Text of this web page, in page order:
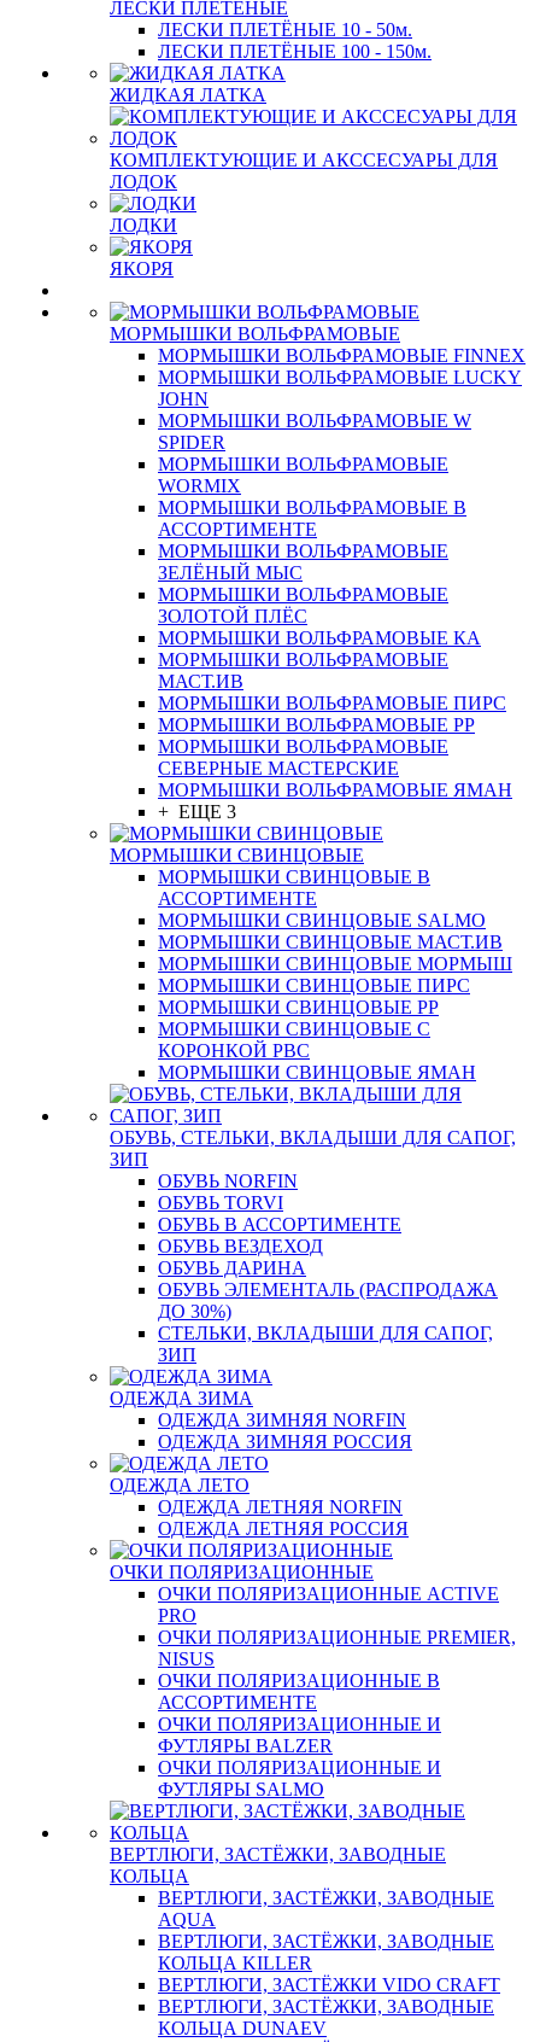
ЛЕСКИ ПЛЕТЕНЫЕ
ЛЕСКИ ПЛЕТЁНЫЕ 10 - 50м.
ЛЕСКИ ПЛЕТЁНЫЕ 100 - 150м.
ЖИДКАЯ ЛАТКА
КОМПЛЕКТУЮЩИЕ И АКССЕСУАРЫ ДЛЯ
ЛОДОК
ЛОДКИ
ЯКОРЯ
МОРМЫШКИ ВОЛЬФРАМОВЫЕ
МОРМЫШКИ ВОЛЬФРАМОВЫЕ FINNEX
МОРМЫШКИ ВОЛЬФРАМОВЫЕ LUCKY
JOHN
МОРМЫШКИ ВОЛЬФРАМОВЫЕ W
SPIDER
МОРМЫШКИ ВОЛЬФРАМОВЫЕ
WORMIX
МОРМЫШКИ ВОЛЬФРАМОВЫЕ В
АССОРТИМЕНТЕ
МОРМЫШКИ ВОЛЬФРАМОВЫЕ
ЗЕЛЁНЫЙ МЫС
МОРМЫШКИ ВОЛЬФРАМОВЫЕ
ЗОЛОТОЙ ПЛЁС
МОРМЫШКИ ВОЛЬФРАМОВЫЕ КА
МОРМЫШКИ ВОЛЬФРАМОВЫЕ
МАСТ.ИВ
МОРМЫШКИ ВОЛЬФРАМОВЫЕ ПИРС
МОРМЫШКИ ВОЛЬФРАМОВЫЕ РР
МОРМЫШКИ ВОЛЬФРАМОВЫЕ
СЕВЕРНЫЕ МАСТЕРСКИЕ
МОРМЫШКИ ВОЛЬФРАМОВЫЕ ЯМАН
+ ЕЩЕ 3
МОРМЫШКИ СВИНЦОВЫЕ
МОРМЫШКИ СВИНЦОВЫЕ В
АССОРТИМЕНТЕ
МОРМЫШКИ СВИНЦОВЫЕ SALMO
МОРМЫШКИ СВИНЦОВЫЕ МАСТ.ИВ
МОРМЫШКИ СВИНЦОВЫЕ МОРМЫШ
МОРМЫШКИ СВИНЦОВЫЕ ПИРС
МОРМЫШКИ СВИНЦОВЫЕ РР
МОРМЫШКИ СВИНЦОВЫЕ С
КОРОНКОЙ РВС
МОРМЫШКИ СВИНЦОВЫЕ ЯМАН
ОБУВЬ, СТЕЛЬКИ, ВКЛАДЫШИ ДЛЯ САПОГ,
ЗИП
ОБУВЬ NORFIN
ОБУВЬ TORVI
ОБУВЬ В АССОРТИМЕНТЕ
ОБУВЬ ВЕЗДЕХОД
ОБУВЬ ДАРИНА
ОБУВЬ ЭЛЕМЕНТАЛЬ (РАСПРОДАЖА
ДО 30%)
СТЕЛЬКИ, ВКЛАДЫШИ ДЛЯ САПОГ,
ЗИП
ОДЕЖДА ЗИМА
ОДЕЖДА ЗИМНЯЯ NORFIN
ОДЕЖДА ЗИМНЯЯ РОССИЯ
ОДЕЖДА ЛЕТО
ОДЕЖДА ЛЕТНЯЯ NORFIN
ОДЕЖДА ЛЕТНЯЯ РОССИЯ
ОЧКИ ПОЛЯРИЗАЦИОННЫЕ
ОЧКИ ПОЛЯРИЗАЦИОННЫЕ ACTIVE
PRO
ОЧКИ ПОЛЯРИЗАЦИОННЫЕ PREMIER,
NISUS
ОЧКИ ПОЛЯРИЗАЦИОННЫЕ В
АССОРТИМЕНТЕ
ОЧКИ ПОЛЯРИЗАЦИОННЫЕ И
ФУТЛЯРЫ BALZER
ОЧКИ ПОЛЯРИЗАЦИОННЫЕ И
ФУТЛЯРЫ SALMO
ВЕРТЛЮГИ, ЗАСТЁЖКИ, ЗАВОДНЫЕ
КОЛЬЦА
ВЕРТЛЮГИ, ЗАСТЁЖКИ, ЗАВОДНЫЕ
AQUA
ВЕРТЛЮГИ, ЗАСТЁЖКИ, ЗАВОДНЫЕ
КОЛЬЦА KILLER
ВЕРТЛЮГИ, ЗАСТЁЖКИ VIDO CRAFT
ВЕРТЛЮГИ, ЗАСТЁЖКИ, ЗАВОДНЫЕ
КОЛЬЦА DUNAEV